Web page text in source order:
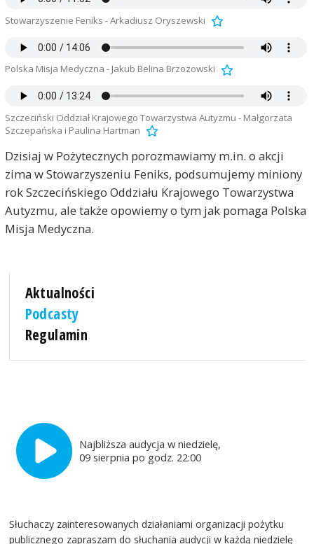
Stowarzyszenie Feniks - Arkadiusz Oryszewski
Polska Misja Medyczna - Jakub Belina Brzozowski
Szczeciński Oddział Krajowego Towarzystwa Autyzmu - Małgorzata
Szczepańska i Paulina Hartman
Dzisiaj w Pożytecznych porozmawiamy m.in. o akcji
zima w Stowarzyszeniu Feniks, podsumujemy miniony
rok Szczecińskiego Oddziału Krajowego Towarzystwa
Autyzmu, ale także opowiemy o tym jak pomaga Polska
Misja Medyczna.
Aktualności
Podcasty
Regulamin
Najbliższa audycja w niedzielę,
09 sierpnia po godz. 22:00
Słuchaczy zainteresowanych działaniami organizacji pożytku
publicznego zapraszam do słuchania audycji w każdą niedzielę